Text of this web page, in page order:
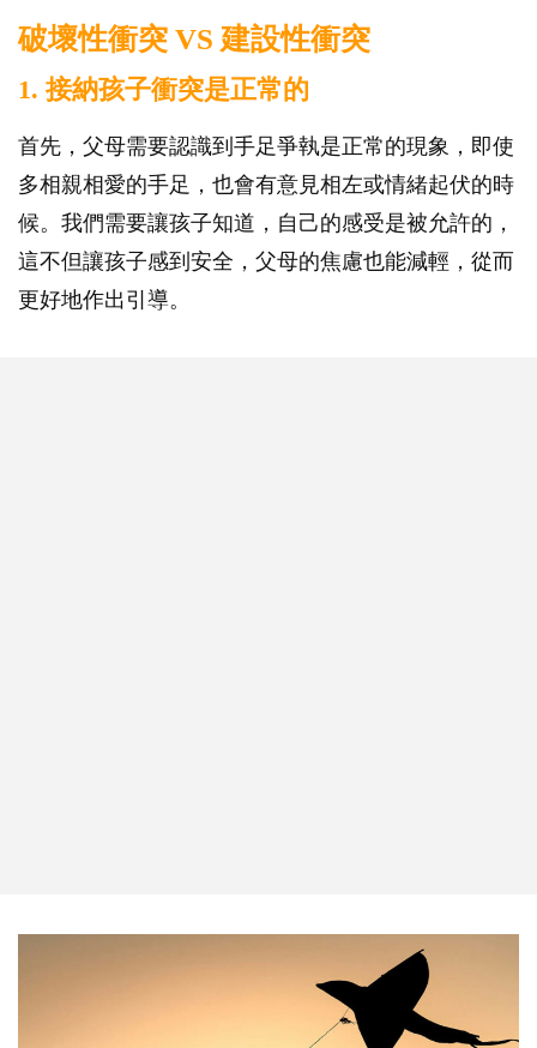
破壞性衝突 VS 建設性衝突
1. 接納孩子衝突是正常的
首先，父母需要認識到手足爭執是正常的現象，即使
多相親相愛的手足，也會有意見相左或情緒起伏的時
候。我們需要讓孩子知道，自己的感受是被允許的，
這不但讓孩子感到安全，父母的焦慮也能減輕，從而
更好地作出引導。